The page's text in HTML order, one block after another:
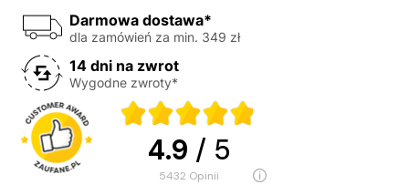
Darmowa dostawa*
dla zamówień za min. 349 zł
14 dni na zwrot
Wygodne zwroty*
4.9 / 5
5432 opinii